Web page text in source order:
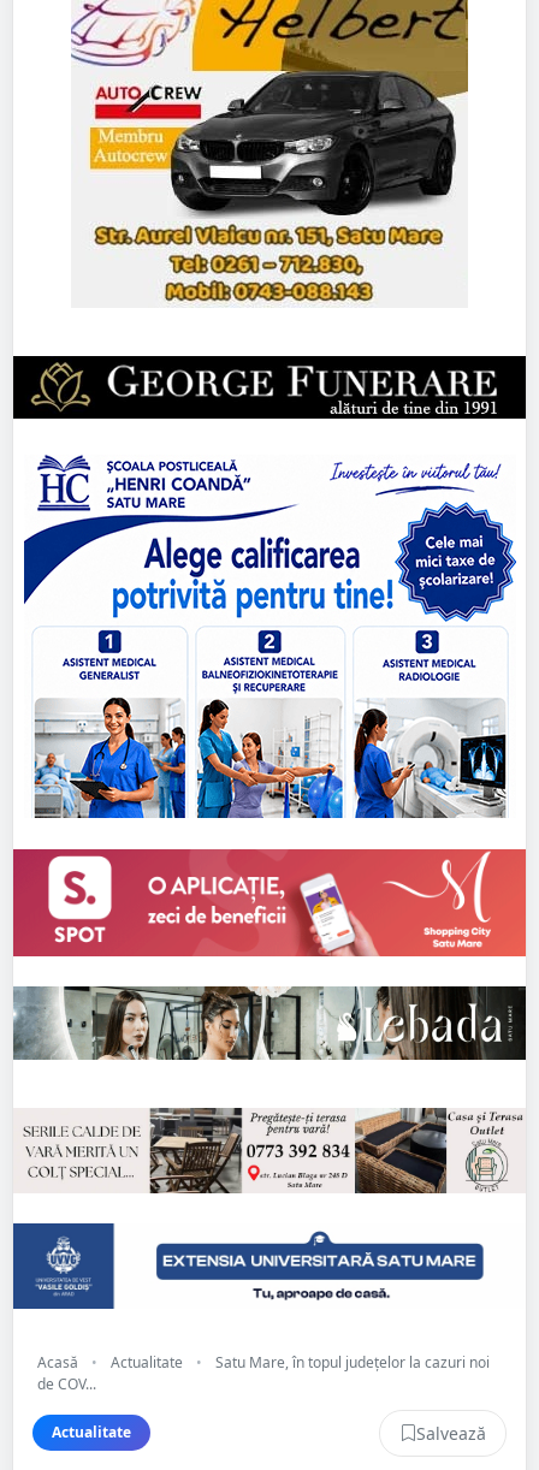
Acasă • Actualitate •
Satu Mare, în topul județelor la cazuri noi
de COV...
Actualitate Salvează